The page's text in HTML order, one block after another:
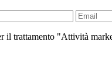
il trattamento "Attività